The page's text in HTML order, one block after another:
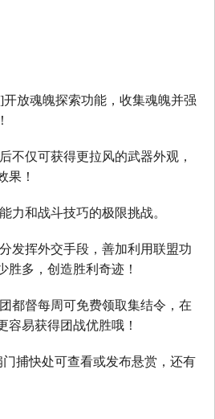
]开放魂魄探索功能，收集魂魄并强
不仅可获得更拉风的武器外观，
果！
力和战斗技巧的极限挑战。
发挥外交手段，善加利用联盟功
胜多，创造胜利奇迹！
都督每周可免费领取集结令，在
容易获得团战优胜哦！
门捕快处可查看或发布悬赏，还有